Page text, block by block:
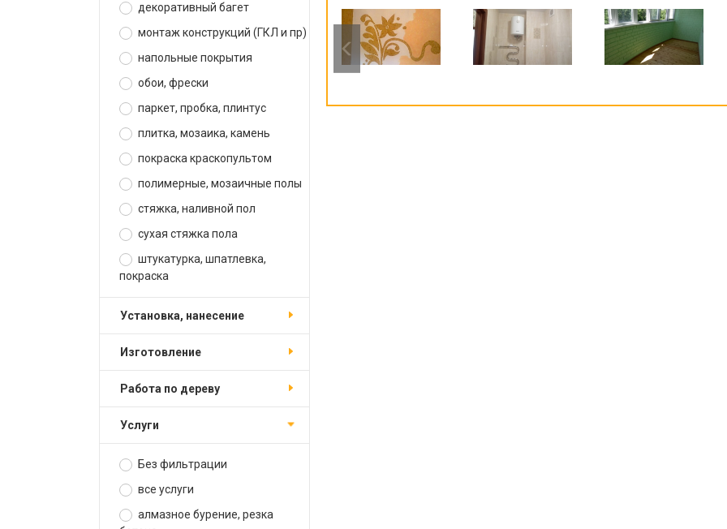
декоративный багет
монтаж конструкций (ГКЛ и пр)
напольные покрытия
обои, фрески
паркет, пробка, плинтус
плитка, мозаика, камень
покраска краскопультом
полимерные, мозаичные полы
стяжка, наливной пол
сухая стяжка пола
штукатурка, шпатлевка,
покраска
установка, нанесение
изготовление
работа по дереву
услуги
Без фильтрации
все услуги
алмазное бурение, резка